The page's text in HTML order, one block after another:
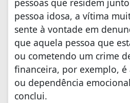
pessoas que residem
pessoa idosa, a vítima
sente à vontade em
que aquela pessoa que
ou cometendo um crime
financeira, por exemplo,
ou dependência
conclui.